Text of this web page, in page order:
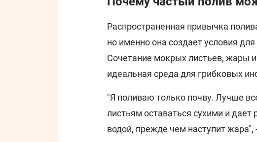
Распространенная привычка
но именно она создает условия
Сочетание мокрых листьев, жары
идеальная среда для грибковых
"Я поливаю только почву. Лучше
листьям оставаться сухими и
водой, прежде чем наступит жара",